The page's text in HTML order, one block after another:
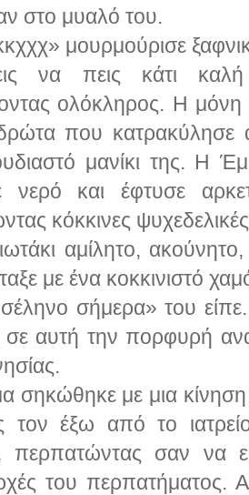
στο μυαλό του.
μουρμούρισε
να πεις κάτι
ολόκληρος. Η
που
μανίκι της. Η
νερό και έφτυσε
κόκκινες
αμίλητο,
με ένα κοκκινιστό
σήμερα» του
σε αυτή την πορφυρή
με μια κίνηση
τον έξω από το
περπατώντας σαν να
του